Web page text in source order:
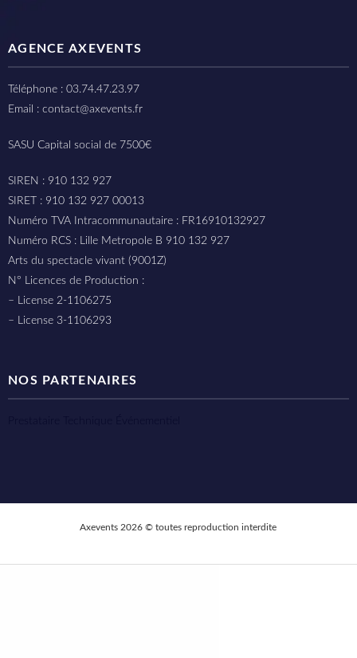
AGENCE AXEVENTS
Téléphone : 03.74.47.23.97
Email : contact@axevents.fr
SASU Capital social de 7500€
SIREN : 910 132 927
SIRET : 910 132 927 00013
Numéro TVA Intracommunautaire : FR16910132927
Numéro RCS : Lille Metropole B 910 132 927
Arts du spectacle vivant (9001Z)
N° Licences de Production :
– License 2-1106275
– License 3-1106293
NOS PARTENAIRES
Axevents 2026 © toutes reproduction interdite